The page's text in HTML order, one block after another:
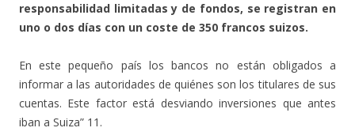
responsabilidad limitadas y de fondos, se registran en
uno o dos días con un coste de 350 francos suizos.
En este pequeño país los bancos no están obligados a
informar a las autoridades de quiénes son los titulares de sus
cuentas. Este factor está desviando inversiones que antes
iban a Suiza” 11.